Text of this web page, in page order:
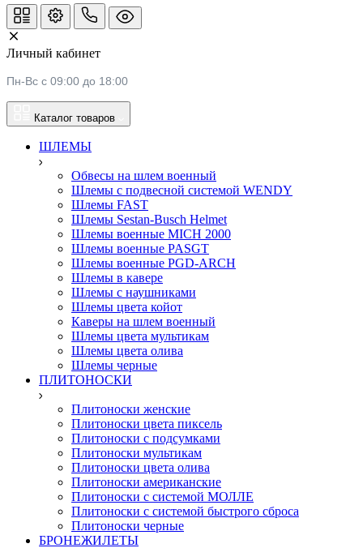
Личный кабинет
Пн-Вс с 09:00 до 18:00
Каталог товаров
ШЛЕМЫ
Обвесы на шлем военный
Шлемы c подвесной системой WENDY
Шлемы FAST
Шлемы Sestan-Busch Helmet
Шлемы военные MICH 2000
Шлемы военные PASGT
Шлемы военные PGD-ARCH
Шлемы в кавере
Шлемы с наушниками
Шлемы цвета койот
Каверы на шлем военный
Шлемы цвета мультикам
Шлемы цвета олива
Шлемы черные
ПЛИТОНОСКИ
Плитоноски женские
Плитоноски цвета пиксель
Плитоноски с подсумками
Плитоноски мультикам
Плитоноски цвета олива
Плитоноски американские
Плитоноски с системой МОЛЛЕ
Плитоноски с системой быстрого сброса
Плитоноски черные
БРОНЕЖИЛЕТЫ